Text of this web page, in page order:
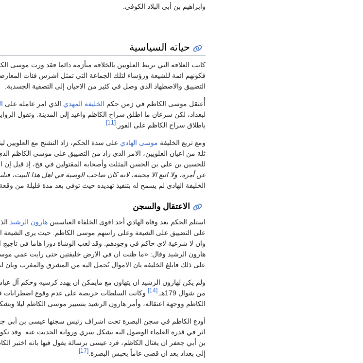
وابراهيم بن أبي البلاد الكوفي.
حياته السياسية
كانت العلاقة التي تربط العلويين بالخلافة متأزمة دائما فقد ورث موسى
فكونهم ائمة للشيعة ورؤساء لتلك الجماعة التي تمثل اشرس فئات
التضييق والاضطهاد الذي وصل في كثير من الاحيان إلى التصفية الجسدية.
أُعتقل موسى الكاظم في زمن حكم الخليفة المهدي الذي امر عامله على
لبغداد، لكن سرعان ما اطلق سراح الكاظم واعيد إلى المدينة. وتقول
باطلاق سراح الكاظم على الفور.
[11]
ومع تربع الخليفة موسى الهادي على سدة الحكم، زاد التشنج مع العلويين
ثلة من اعيان العلويين، الامر الذي زاد من التضييق على موسى الكاظم
للحسين بن علي بن الحسن المثلث وأصحابه المقتولين في فخ، إذ قيل إن
عن أمره، ولا اتبع الا محبته، لانه كان صاحب الوصية في اهل هذا البيت،
الخليفة الهادي لم يسمح له بتنفيذ تهديده حيث توفي بعد مدة قليلة من
الاعتقال والسجن
استلم الحكم بعد وفاة الهادي أحد اقوى الخلفاء العباسيين هارون الرشيد
على التضييق على الشيعة وعلى راسهم موسى الكاظم. حيث يرى الشيعة ان
وان لا شرعية لاي حاكم في وجودهم. وقد لعب الوشاة دورا هاما في
هارون الرشيد وقال: «ما ظنت ان في الارض خليفتين حتى رايت عمي
على ذلك فابلغ الخليفة بان الاموال تُحمل اليه من المشرق والمغرب وبان له
من شوال 179هـ.
[14]
وكانت السلطات حريصة على عدم وقوع اضطرابات
الكاظم ووجهة اعتقاله، وأمر هارون الرشيد بتسيير موسى الكاظم ليلا
أودع الكاظم في سجن البصرة تحت اشراف رئيس سجنها عيسى بن أبي
اثر في قدرة العلماء الوصول اليه بشكل سري ورواية الحديث عنه. وقد
بن أبي جعفر ان يغتال الكاظم، فرد عيسى برسالة يقول فيها بانه اختبر
إلى بغداد بعد ان قضى عاماً بحبس البصرة. [17]